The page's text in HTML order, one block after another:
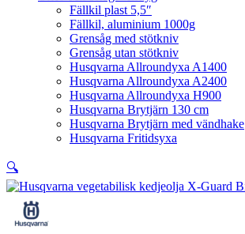
Fällkil plast 5,5″
Fällkil, aluminium 1000g
Grensåg med stötkniv
Grensåg utan stötkniv
Husqvarna Allroundyxa A1400
Husqvarna Allroundyxa A2400
Husqvarna Allroundyxa H900
Husqvarna Brytjärn 130 cm
Husqvarna Brytjärn med vändhake
Husqvarna Fritidsyxa
🔍